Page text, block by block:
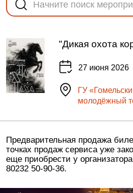
"Дикая охота
27 июня 2026
ГУ
молодёжный
Предварительная продажа
точках продаж сервиса уже
еще приобрести у
80232 50-90-36.